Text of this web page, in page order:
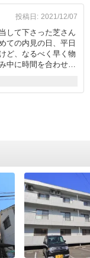
った。連帯保証人と
ただいたのでこちら
を挟んだためあらか
渡しの不備がないよ
担当者が早急に連絡
遅延があることはな
投稿日: 2021/12/07
して下さった芝さん
ての内見の日、平日
ど、なるべく早く物
中に時間を合わせて
ターネット環境が
がセット、対面式カ
いようにです。内見
ころより、断然良か
たです。仮契約した
さり、助かりまし
案してくれました。